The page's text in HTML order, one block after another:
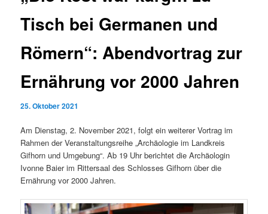
Tisch bei Germanen und
Römern“: Abendvortrag zur
Ernährung vor 2000 Jahren
25. Oktober 2021
Am Dienstag, 2. November 2021, folgt ein weiterer Vortrag im
Rahmen der Veranstaltungsreihe „Archäologie im Landkreis
Gifhorn und Umgebung“. Ab 19 Uhr berichtet die Archäologin
Ivonne Baier im Rittersaal des Schlosses Gifhorn über die
Ernährung vor 2000 Jahren.